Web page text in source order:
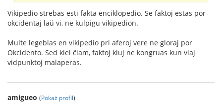
Vikipedio strebas esti fakta enciklopedio. Se faktoj estas por-
okcidentaj laŭ vi, ne kulpigu vikipedion.
Multe legeblas en vikipedio pri aferoj vere ne gloraj por
Okcidento. Sed kiel ĉiam, faktoj kiuj ne kongruas kun viaj
vidpunktoj malaperas.
amigueo (Pokaż profil)